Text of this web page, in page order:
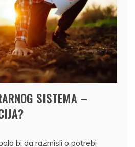
SISTEMA –
bi da razmisli o potrebi